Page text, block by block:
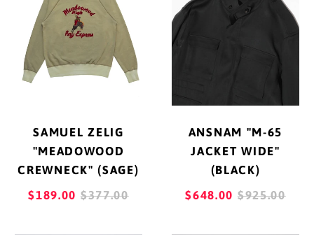
"MEADOWOOD
CREWNECK"
(SAGE)
SAMUEL ZELIG
"MEADOWOOD
CREWNECK" (SAGE)
$189.00 REGULAR
$377.00
65
JACKET
ANSNAM "M-65
JACKET WIDE"
(BLACK)
$648.00 REGULAR
$925.00
カザフスタン (KZT ₸)
カナダ (CAD $)
カーボベルデ (CVE $)
ガイアナ (GYD $)
ガボン (XOF Fr)